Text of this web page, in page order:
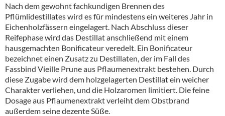
Nach dem gewohnt fachkundigen Brennen des
Pflümlidestillates wird es für mindestens ein weiteres Jahr in
Eichenholzfässern eingelagert. Nach Abschluss dieser
Reifephase wird das Destillat anschließend mit einem
hausgemachten Bonificateur veredelt. Ein Bonificateur
bezeichnet einen Zusatz zu Destillaten, der im Fall des
Fassbind Vieille Prune aus Pflaumenextrakt bestehen. Durch
diese Zugabe wird dem holzgelagerten Destillat ein weicher
Charakter verliehen, und die Holzaromen limitiert. Die feine
Dosage aus Pflaumenextrakt verleiht dem Obstbrand
außerdem seine dezente Süße.